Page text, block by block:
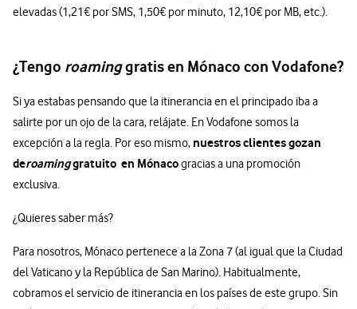
elevadas (1,21€ por SMS, 1,50€ por minuto, 12,10€ por MB, etc.).
¿Tengo roaminggratis en Mónaco con Vodafone?
Si ya estabas pensando que la itinerancia en el principado iba a
salirte por un ojo de la cara, relájate. En Vodafone somos la
excepción a la regla. Por eso mismo, nuestros clientes gozan
deroaminggratuito en Mónacogracias a una promoción
exclusiva.
¿Quieres saber más?
Para nosotros, Mónaco pertenece a la Zona 7 (al igual que la Ciudad
del Vaticano y la República de San Marino). Habitualmente,
cobramos el servicio de itinerancia en los países de este grupo. Sin